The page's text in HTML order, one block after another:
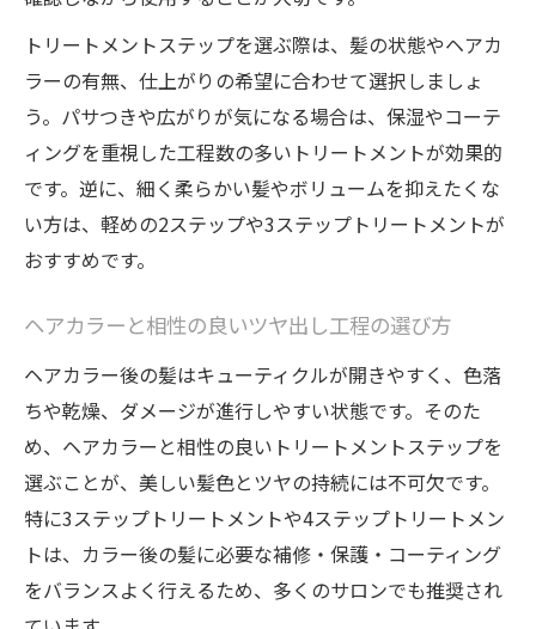
トリートメントステップを選ぶ際は、髪の状態やヘアカ
ラーの有無、仕上がりの希望に合わせて選択しましょ
う。パサつきや広がりが気になる場合は、保湿やコーテ
ィングを重視した工程数の多いトリートメントが効果的
です。逆に、細く柔らかい髪やボリュームを抑えたくな
い方は、軽めの2ステップや3ステップトリートメントが
おすすめです。
ヘアカラーと相性の良いツヤ出し工程の選び方
ヘアカラー後の髪はキューティクルが開きやすく、色落
ちや乾燥、ダメージが進行しやすい状態です。そのた
め、ヘアカラーと相性の良いトリートメントステップを
選ぶことが、美しい髪色とツヤの持続には不可欠です。
特に3ステップトリートメントや4ステップトリートメン
トは、カラー後の髪に必要な補修・保護・コーティング
をバランスよく行えるため、多くのサロンでも推奨され